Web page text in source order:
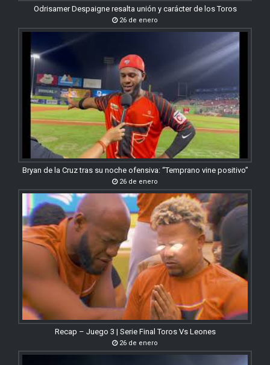
Odrisamer Despaigne resalta unión y carácter de los Toros
26 de enero
Bryan de la Cruz tras su noche ofensiva: “Temprano vine positivo”
26 de enero
Recap – Juego 3 | Serie Final Toros Vs Leones
26 de enero